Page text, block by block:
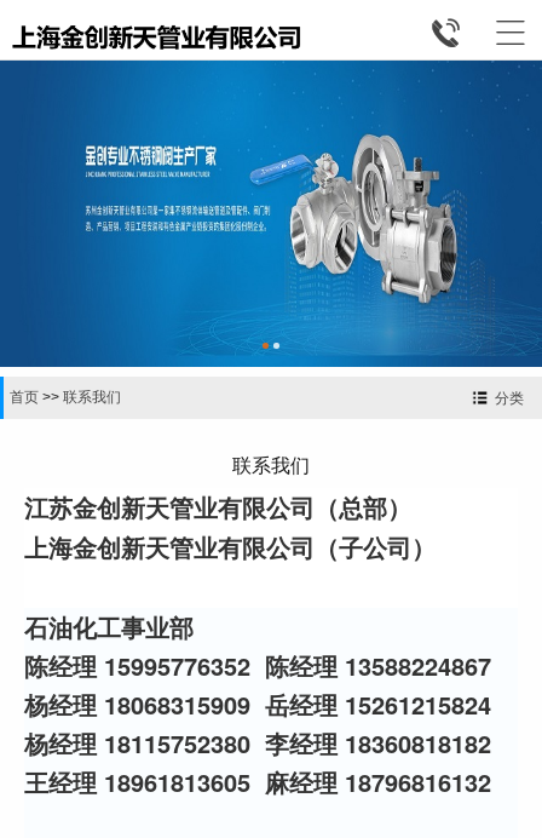


分类
首页 >> 联系我们
联系我们
江苏金创新天管业有限公司（总部）
上海金创新天管业有限公司（子公司）
石油化工事业部
陈经理 15995776352 陈经理 13588224867
杨经理 18068315909 岳经理 15261215824
杨经理 18115752380 李经理 18360818182
王经理 18961813605 麻经理 18796816132